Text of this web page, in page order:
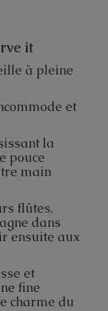
it
à pleine
et
la
pouce
main
flûtes,
dans
ensuite aux
et
fine
charme du